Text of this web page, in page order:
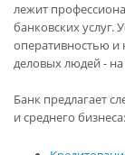
лежит
банковских услуг.
оперативностью и
деловых людей - на
Банк предлагает
и среднего бизнеса: